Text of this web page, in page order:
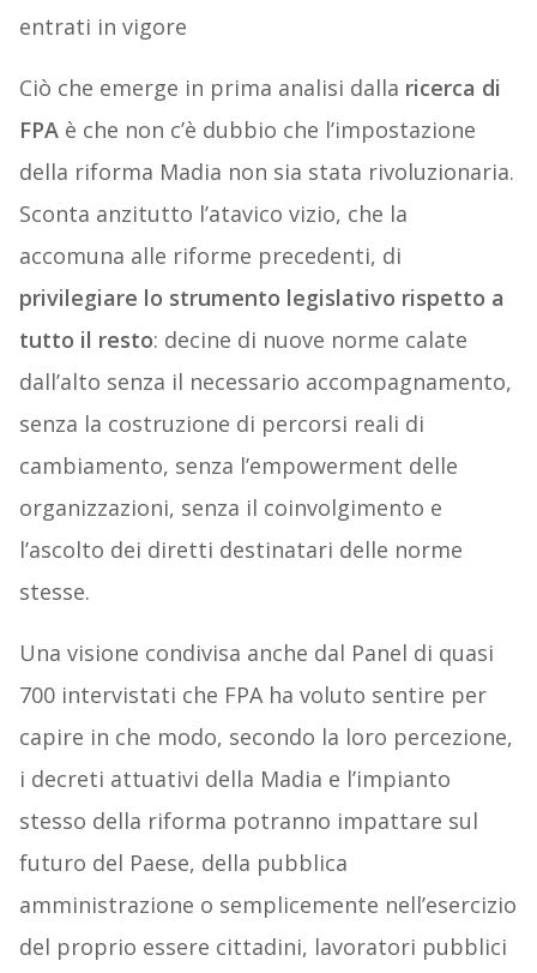
entrati in vigore
Ciò che emerge in prima analisi dalla ricerca di
FPAè che non c’è dubbio che l’impostazione
della riforma Madia non sia stata rivoluzionaria.
Sconta anzitutto l’atavico vizio, che la
accomuna alle riforme precedenti, di
privilegiare lo strumento legislativo rispetto a
tutto il resto: decine di nuove norme calate
dall’alto senza il necessario accompagnamento,
senza la costruzione di percorsi reali di
cambiamento, senza l’empowerment delle
organizzazioni, senza il coinvolgimento e
l’ascolto dei diretti destinatari delle norme
stesse.
Una visione condivisa anche dal Panel di quasi
700 intervistati che FPA ha voluto sentire per
capire in che modo, secondo la loro percezione,
i decreti attuativi della Madia e l’impianto
stesso della riforma potranno impattare sul
futuro del Paese, della pubblica
amministrazione o semplicemente nell’esercizio
del proprio essere cittadini, lavoratori pubblici